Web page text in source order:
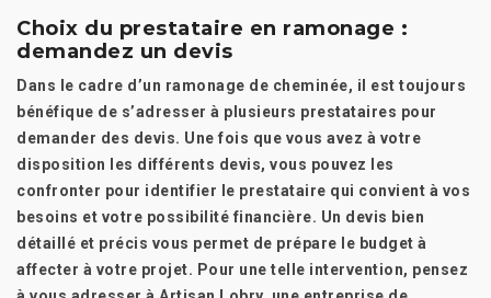
Choix du prestataire en ramonage :
demandez un devis
Dans le cadre d’un ramonage de cheminée, il est toujours
bénéfique de s’adresser à plusieurs prestataires pour
demander des devis. Une fois que vous avez à votre
disposition les différents devis, vous pouvez les
confronter pour identifier le prestataire qui convient à vos
besoins et votre possibilité financière. Un devis bien
détaillé et précis vous permet de prépare le budget à
affecter à votre projet. Pour une telle intervention, pensez